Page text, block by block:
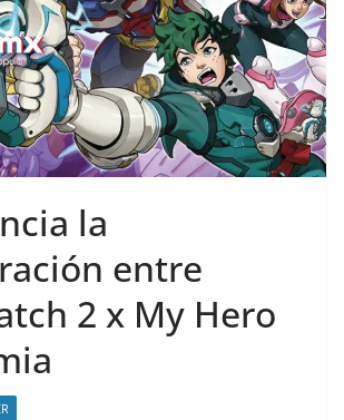
la
entre
2 x My Hero